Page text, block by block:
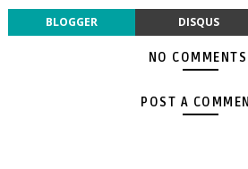
BLOGGER DISQUS
NO
POST A